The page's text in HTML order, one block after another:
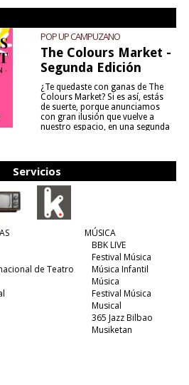
POP UP CAMPUZANO
The Colours Market -
Segunda Edición
¿Te quedaste con ganas de The
Colours Market? Si es así, estás
de suerte, porque anunciamos
con gran ilusión que vuelve a
nuestro espacio, en una segunda
Servicios
de Teatro
MÚSICA
BBK LIVE
Festival Música
Música Infantil
Música
Festival Música
Musical
365 Jazz Bilbao
Musiketan